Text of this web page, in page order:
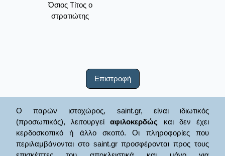
Όσιος Τίτος ο
στρατιώτης
Επιστροφή
Ο παρών ιστοχώρος, saint.gr, είναι ιδιωτικός
(προσωπικός), λειτουργείαφιλοκερδώς και δεν έχει
κερδοσκοπικό ή άλλο σκοπό. Οι πληροφορίες που
περιλαμβάνονται στο saint.gr προσφέρονται προς τους